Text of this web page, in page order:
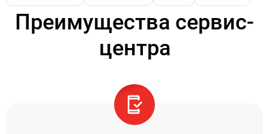
Преимущества сервис-
центра